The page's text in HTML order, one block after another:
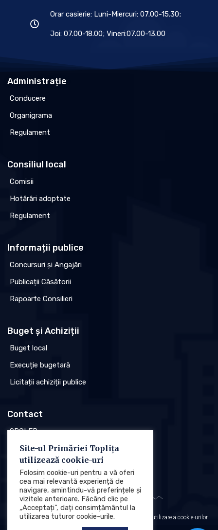
Orar casierie: Luni-Miercuri: 07.00-15.30;
Joi: 07.00-18.00; Vineri:07.00-13.00
Administrație
Conducere
Organigrama
Regulament
Consiliul local
Comisii
Hotărâri adoptate
Regulament
Informații publice
Concursuri și Angajări
Publicații Căsătorii
Rapoarte Consilieri
Buget și Achiziții
Buget local
Execuție bugetară
Licitații achiziții publice
Contact
SPCLEP
Stare civilă
Poliția locală
Protecția datelor cu caracter personal (GDPR) Politica de utilizare a cookie-urilor
Site-ul Primăriei Toplița
utilizează cookie-uri
Folosim cookie-uri pentru a vă oferi
cea mai relevantă experiență de
navigare, amintindu-vă preferințele și
vizitele anterioare. Făcând clic pe
„Acceptați”, dați consimțământul la
utilizarea tuturor cookie-urile.